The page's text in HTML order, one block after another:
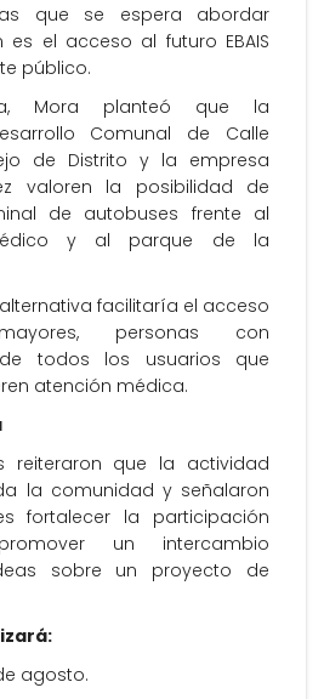
que se espera abordar
el acceso al futuro EBAIS
público.
Mora planteó que la
Comunal de Calle
de Distrito y la empresa
valoren la posibilidad de
de autobuses frente al
y al parque de la
facilitaría el acceso
personas con
todos los usuarios que
atención médica.
reiteraron que la actividad
la comunidad y señalaron
fortalecer la participación
un intercambio
sobre un proyecto de
agosto.